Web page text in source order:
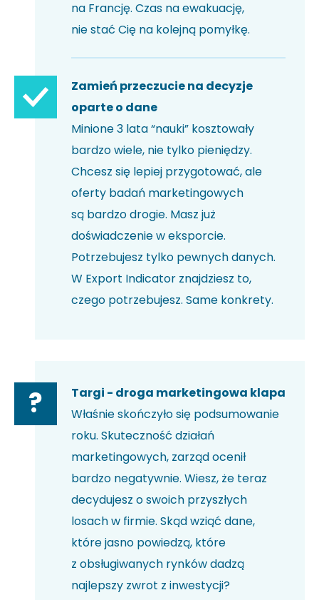
na Francję. Czas na ewakuację,
nie stać Cię na kolejną pomyłkę.
Zamień przeczucie na decyzje
oparte o dane
Minione 3 lata “nauki” kosztowały
bardzo wiele, nie tylko pieniędzy.
Chcesz się lepiej przygotować, ale
oferty badań marketingowych
są bardzo drogie. Masz już
doświadczenie w eksporcie.
Potrzebujesz tylko pewnych danych.
W Export Indicator znajdziesz to,
czego potrzebujesz. Same konkrety.
?
Targi - droga marketingowa klapa
Właśnie skończyło się podsumowanie
roku. Skuteczność działań
marketingowych, zarząd ocenił
bardzo negatywnie. Wiesz, że teraz
decydujesz o swoich przyszłych
losach w firmie. Skąd wziąć dane,
które jasno powiedzą, które
z obsługiwanych rynków dadzą
najlepszy zwrot z inwestycji?